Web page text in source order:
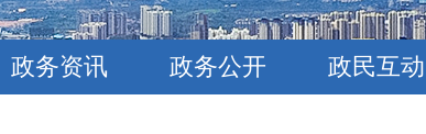
政务资讯 政务公开 政民互动